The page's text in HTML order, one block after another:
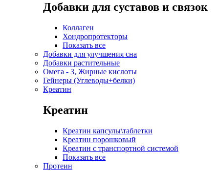
Добавки для суставов и связок
Коллаген
Хондропротекторы
Показать все
Добавки для улучшения сна
Добавки растительные
Омега - 3, Жирные кислоты
Гейнеры (Углеводы+белки)
Креатин
Креатин
Креатин капсулы\таблетки
Креатин порошковый
Креатин с транспортной системой
Показать все
Протеин